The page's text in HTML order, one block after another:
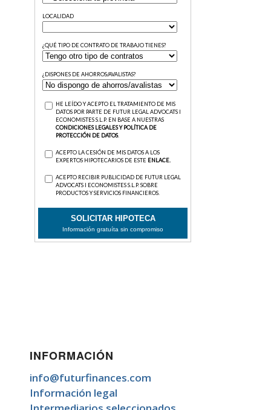
INFORMACIÓN
info@futurfinances.com
Información legal